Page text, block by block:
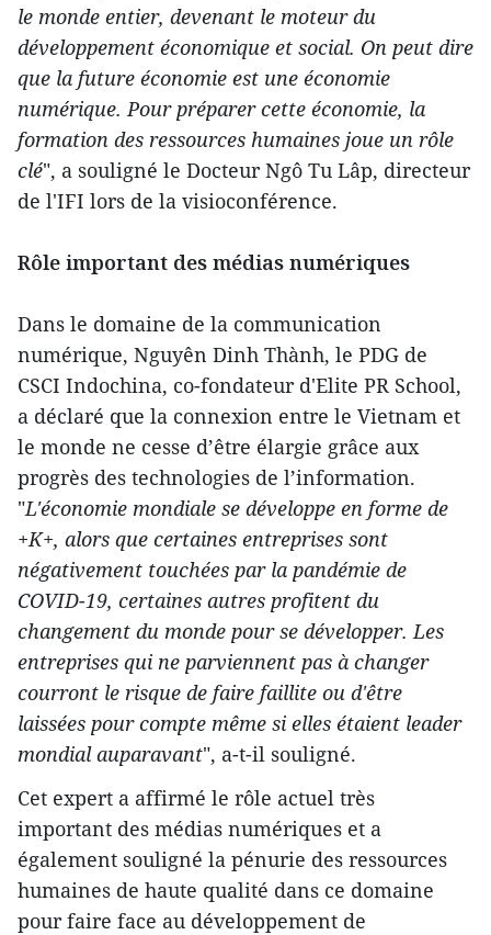
le monde entier, devenant le moteur du
développement économique et social. On peut dire
que la future économie est une économie
numérique. Pour préparer cette économie, la
formation des ressources humaines joue un rôle
clé", a souligné le Docteur Ngô Tu Lâp, directeur
de l'IFI lors de la visioconférence.
Rôle important des médias numériques
Dans le domaine de la communication
numérique, Nguyên Dinh Thành, le PDG de
CSCI Indochina, co-fondateur d'Elite PR School,
a déclaré que la connexion entre le Vietnam et
le monde ne cesse d’être élargie grâce aux
progrès des technologies de l’information.
"L'économie mondiale se développe en forme de
+K+, alors que certaines entreprises sont
négativement touchées par la pandémie de
COVID-19, certaines autres profitent du
changement du monde pour se développer. Les
entreprises qui ne parviennent pas à changer
courront le risque de faire faillite ou d'être
laissées pour compte même si elles étaient leader
mondial auparavant", a-t-il souligné.
Cet expert a affirmé le rôle actuel très
important des médias numériques et a
également souligné la pénurie des ressources
humaines de haute qualité dans ce domaine
pour faire face au développement de